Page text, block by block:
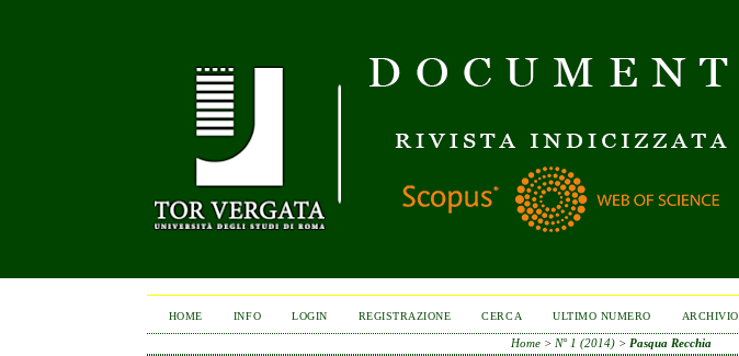
HOME INFO LOGIN REGISTRAZIONE CERCA ULTIMO NUMERO ARCHIVIO
Home > N° 1 (2014) > Pasqua Recchia